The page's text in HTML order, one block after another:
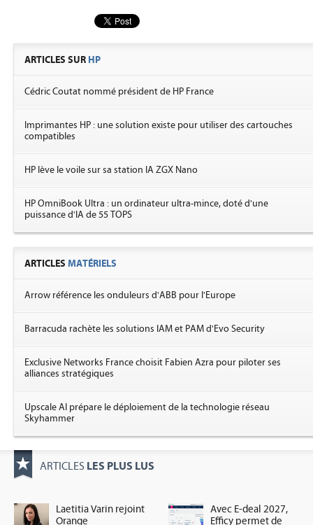
ARTICLES SUR HP
Cédric Coutat nommé président de HP France
Imprimantes HP : une solution existe pour utiliser des cartouches
compatibles
HP lève le voile sur sa station IA ZGX Nano
HP OmniBook Ultra : un ordinateur ultra-mince, doté d'une
puissance d'IA de 55 TOPS
ARTICLES MATÉRIELS
Arrow référence les onduleurs d'ABB pour l'Europe
Barracuda rachète les solutions IAM et PAM d'Evo Security
Exclusive Networks France choisit Fabien Azra pour piloter ses
alliances stratégiques
Upscale AI prépare le déploiement de la technologie réseau
Skyhammer
ARTICLES LES PLUS LUS
Laetitia Varin rejoint
Orange
Avec E-deal 2027,
Efficy permet de